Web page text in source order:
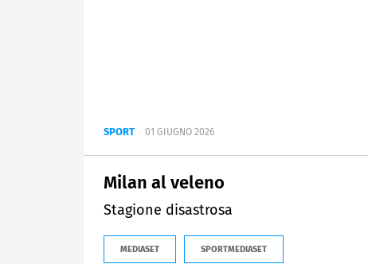
SPORT 01 GIUGNO 2026
Milan al veleno
Stagione disastrosa
MEDIASET SPORTMEDIASET